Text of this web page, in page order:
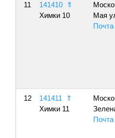
11 141410
⇑
Химки 10
Мая
12 141411
⇑
Химки 11